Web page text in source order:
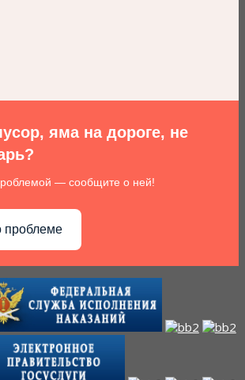
яма на дороге, не
— сообщите о ней!
проблеме